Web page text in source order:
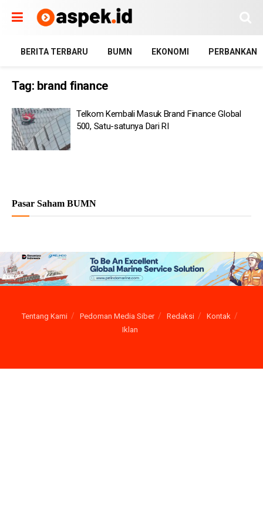
BERITA TERBARU BUMN EKONOMI PERBANKAN
Tag: brand finance
Telkom Kembali Masuk Brand Finance Global
500, Satu-satunya Dari RI
Pasar Saham BUMN
Tentang Kami Pedoman Media Siber Redaksi
Kontak
Iklan